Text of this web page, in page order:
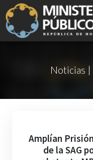
Noticias
Amplían
de la SAG